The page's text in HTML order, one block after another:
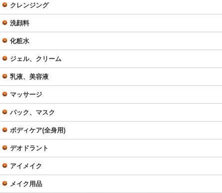
クレンジング
洗顔料
化粧水
ジェル、クリーム
乳液、美容液
マッサージ
パック、マスク
ボディケア(全身用)
デオドラント
アイメイク
メイク用品